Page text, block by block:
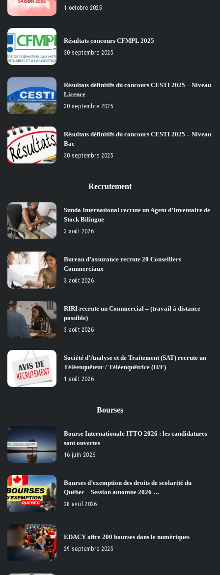
1 octobre 2025
Résultats concours CFMPL 2025
30 septembre 2025
Résultats définitifs du concours CESTI 2025 – Niveau
Licence
30 septembre 2025
Résultats définitifs du concours CESTI 2025 – Niveau
Bac
30 septembre 2025
Recrutement
Sunda International recrute un Agent d’Inventaire de
Stock Bilingue
3 août 2026
Bureau d’assurance recrute 20 Conseillers
Commerciaux
3 août 2026
RIRI recrute un Commercial – (travail à distance
possible)
3 août 2026
Société d’Analyse et de Traitement (SAT) recrute un
Téléenquêteur / Téléenquêtrice (H/F)
1 août 2026
Bourses
Bourse Internationale ITTO 2026 : les candidatures
sont ouvertes
16 juin 2026
Bourses d’exemption des droits de scolarité du
Québec – Session automne 2026 …
28 avril 2026
EDACY offre 200 bourses dans le numériques
29 septembre 2025